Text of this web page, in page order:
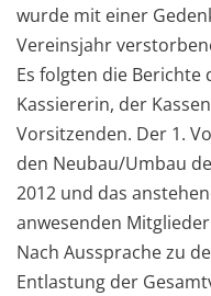
wurde mit einer
Vereinsjahr
Es folgten die
Kassiererin, der
Vorsitzenden. Der 1.
den Neubau/Umbau
2012 und das
anwesenden
Nach Aussprache zu
Entlastung der